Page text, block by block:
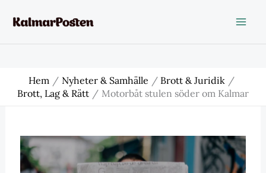
Hem Nyheter & Samhälle
Brott & Juridik
Brott, Lag & Rätt
Motorbåt stulen söder om Kalmar